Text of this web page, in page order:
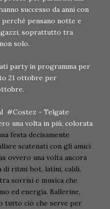
successo da anni con
pensano notte e
soprattutto tra
solo.
party in programma per
21 ottobre per
#Costez - Telgate
una volta in più, colorata
festa decisamente
scatenati con gli amici
ovvero una volta ancora
di ritmi hot, latini, caldi,
sorrisi e musica che
ed energia. Ballerine,
tutto ciò che serve per